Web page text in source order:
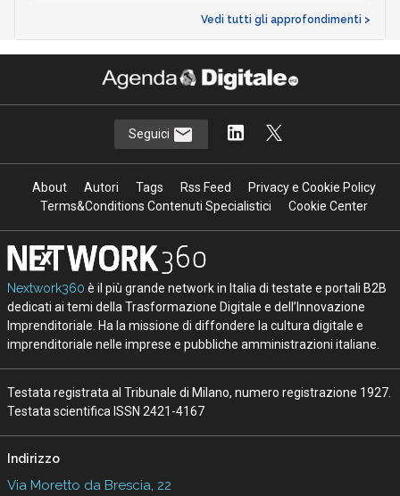
Vedi tutti gli approfondimenti >
Seguici
About Autori Tags Rss Feed
Privacy e Cookie Policy
Terms&Conditions Contenuti Specialistici
Cookie Center
Nextwork360 è il più grande network in Italia di testate e portali B2B
dedicati ai temi della Trasformazione Digitale e dell’Innovazione
Imprenditoriale. Ha la missione di diffondere la cultura digitale e
imprenditoriale nelle imprese e pubbliche amministrazioni italiane.
Testata registrata al Tribunale di Milano, numero registrazione 1927.
Testata scientifica ISSN 2421-4167
Indirizzo
Via Moretto da Brescia, 22